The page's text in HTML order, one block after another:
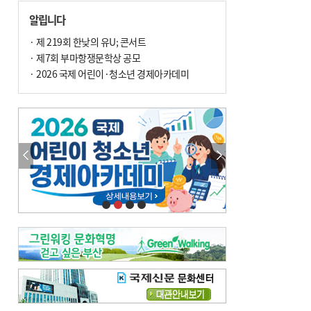
손 떨림, 늙음 증거일까 질병 신호일까
윤화정의 한방 이야기
냉기 직접 닿으면 ‘구안와사’ 위험
의료 다이제스트[전체보기]
환자경험평가 지역 1위·전국 2위 外
이유림의 한방 이야기[전체보기]
한방치료, 통증 관리의 새 해법
정영자 시민기자의 웰니스 [전체보기]
습한 여름…몸 깨우는 ‘순환 처방전’
자연·쉼에서 찾는 ‘웰니스 처방전’
조성우의 한방 이야기[전체보기]
봄의 설렘보다 먼저 내 몸의 달램
진료실에서[전체보기]
B형 간염은 ‘간암 시한폭탄’…비활동기 환자도 꼭 6개월 주기 검사
최수지의 한방 이야기 [전체보기]
‘생리 안 해서 편하다’는 위험한 착각
알립니다
· 제 219회 한낮의 유U; 콘서트
· 제7회 부마항쟁문학상 공모
· 2026 국제 어린이·청소년 경제아카데미